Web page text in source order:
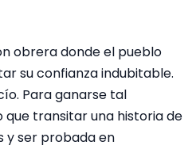
obrera donde el pueblo
su confianza indubitable.
Para ganarse tal
transitar una historia de
y ser probada en